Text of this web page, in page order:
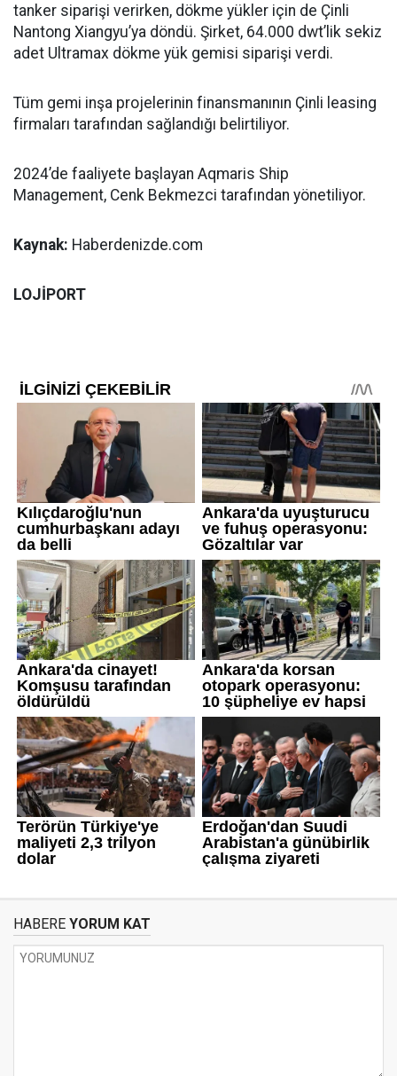
tanker siparişi verirken, dökme yükler için de Çinli
Nantong Xiangyu’ya döndü. Şirket, 64.000 dwt’lik sekiz
adet Ultramax dökme yük gemisi siparişi verdi.
Tüm gemi inşa projelerinin finansmanının Çinli leasing
firmaları tarafından sağlandığı belirtiliyor.
2024’de faaliyete başlayan Aqmaris Ship
Management, Cenk Bekmezci tarafından yönetiliyor.
Kaynak: Haberdenizde.com
LOJİPORT
HABERE YORUM KAT